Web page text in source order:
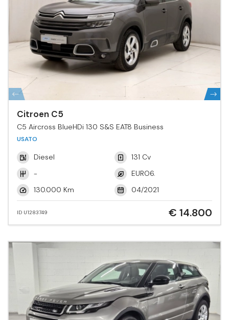
Citroen C5
C5 Aircross BlueHDi 130 S&S EAT8 Business
USATO
Diesel
131 Cv
-
EURO6.
130.000 Km
04/2021
ID U1283749 € 14.800